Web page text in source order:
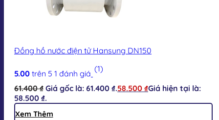
Đồng hồ nước điện tử Hansung DN150
5.00 trên 5 1 đánh giá (1)
61.400₫ Giá gốc là: 61.400 ₫.58.500 ₫Giá hiện tại là:
58.500 ₫.
Xem Thêm